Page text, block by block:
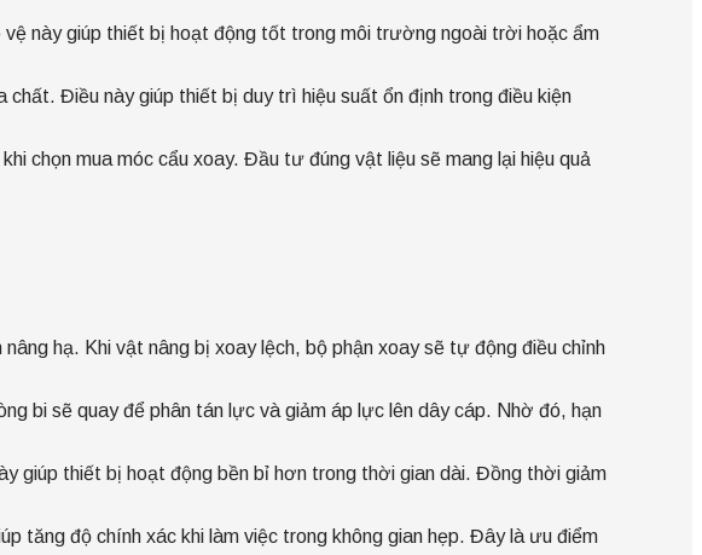
này giúp thiết bị hoạt động tốt trong môi trường ngoài trời hoặc ẩm
Điều này giúp thiết bị duy trì hiệu suất ổn định trong điều kiện
chọn mua móc cẩu xoay. Đầu tư đúng vật liệu sẽ mang lại hiệu quả
hạ. Khi vật nâng bị xoay lệch, bộ phận xoay sẽ tự động điều chỉnh
bi sẽ quay để phân tán lực và giảm áp lực lên dây cáp. Nhờ đó, hạn
giúp thiết bị hoạt động bền bỉ hơn trong thời gian dài. Đồng thời giảm
tăng độ chính xác khi làm việc trong không gian hẹp. Đây là ưu điểm